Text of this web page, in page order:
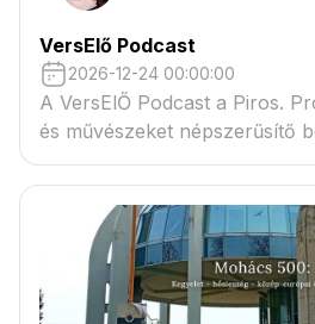
VersElő Podcast
2026-12-24 00:00:00
A VersElŐ Podcast a Piros.
és művészeket népszerűsítő